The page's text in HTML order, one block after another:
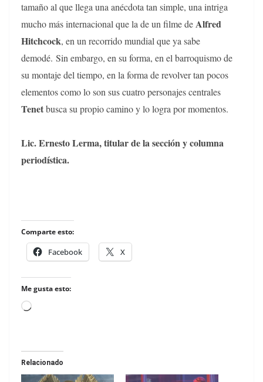
tamaño al que llega una anécdota tan simple, una intriga
mucho más internacional que la de un filme deAlfred
Hitchcock, en un recorrido mundial que ya sabe
demodé. Sin embargo, en su forma, en el barroquismo de
su montaje del tiempo, en la forma de revolver tan pocos
elementos como lo son sus cuatro personajes centrales
Tenetbusca su propio camino y lo logra por momentos.
Lic. Ernesto Lerma, titular de la sección y columna
periodística.
Comparte esto:
Facebook X
Me gusta esto:
Loading…
Relacionado